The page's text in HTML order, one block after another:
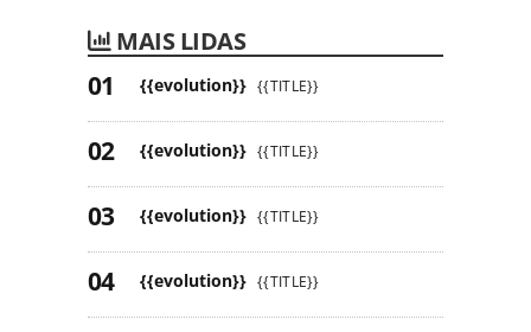
MAIS LIDAS
{{evolution}} {{TITLE}}
{{evolution}} {{TITLE}}
{{evolution}} {{TITLE}}
{{evolution}} {{TITLE}}